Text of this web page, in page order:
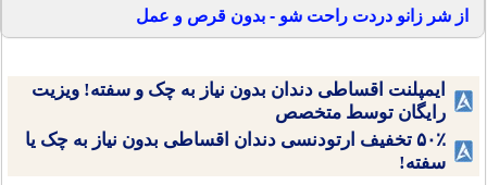
از شر زانو دردت راحت شو - بدون قرص و عمل
ایمپلنت اقساطی دندان بدون نیاز به چک و سفته! ویزیت
رایگان توسط متخصص
۵۰٪ تخفیف ارتودنسی دندان اقساطی بدون نیاز به چک یا
سفته!